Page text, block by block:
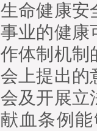
生命健康安
事业的健康
作体制机制
会上提出的
会及开展立
献血条例